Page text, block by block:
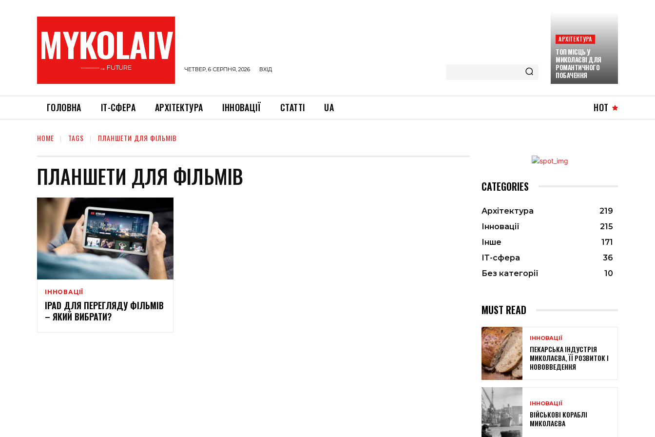
MYKOLAIV
———→ FUTURE ЧЕТВЕР, 6 СЕРПНЯ, 2026 ВХІД
АРХІТЕКТУРА
ТОП МІСЦЬ У
МИКОЛАЄВІ ДЛЯ
РОМАНТИЧНОГО
ПОБАЧЕННЯ
ГОЛОВНА ІТ-СФЕРА АРХІТЕКТУРА ІННОВАЦІЇ СТАТТІ UA HOT
HOME TAGS ПЛАНШЕТИ ДЛЯ ФІЛЬМІВ
ПЛАНШЕТИ ДЛЯ ФІЛЬМІВ
ІННОВАЦІЇ
IPAD ДЛЯ ПЕРЕГЛЯДУ ФІЛЬМІВ
– ЯКИЙ ВИБРАТИ?
CATEGORIES
Архітектура
219
Інновації
215
Інше
171
ІТ-сфера
36
Без категорії
10
MUST READ
ІННОВАЦІЇ
ПЕКАРСЬКА ІНДУСТРІЯ
МИКОЛАЄВА, ЇЇ РОЗВИТОК І
НОВОВВЕДЕННЯ
ІННОВАЦІЇ
ВІЙСЬКОВІ КОРАБЛІ
МИКОЛАЄВА